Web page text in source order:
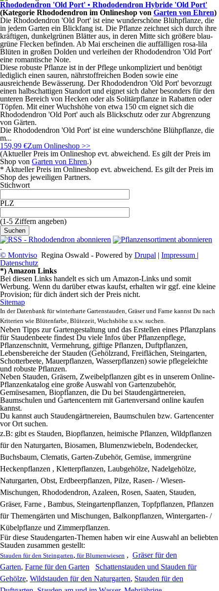
Rhododendron 'Old Port' • Rhododendron Hybride 'Old Port'
(Kategorie Rhododendron im Onlineshop von Garten von Ehren)
Die Rhododendron 'Old Port' ist eine wunderschöne Blühpflanze, die
in jedem Garten ein Blickfang ist. Die Pflanze zeichnet sich durch ihre
kräftigen, dunkelgrünen Blätter aus, in deren Mitte sich größere blau-
grüne Flecken befinden. Ab Mai erscheinen die auffälligen rosa-lila
Blüten in großen Dolden und verleihen der Rhododendron 'Old Port'
eine romantische Note.
Diese robuste Pflanze ist in der Pflege unkompliziert und benötigt
lediglich einen sauren, nährstoffreichen Boden sowie eine
ausreichende Bewässerung. Der Rhododendron 'Old Port' bevorzugt
einen halbschattigen Standort und eignet sich daher besonders für den
unteren Bereich von Hecken oder als Solitärpflanze in Rabatten oder
Töpfen. Mit einer Wuchshöhe von etwa 150 cm eignet sich die
Rhododendron 'Old Port' auch als Blickschutz oder zur Abgrenzung
von Gärten.
Die Rhododendron 'Old Port' ist eine wunderschöne Blühpflanze, die
m...
159,99 €Zum Onlineshop >>
(Aktueller Preis im Onlineshop evt. abweichend. Es gilt der Preis im
Shop von Garten von Ehren.)
* Aktueller Preis im Onlineshop evt. abweichend. Es gilt der Preis im
Shop des jeweiligen Partners.
Stichwort
PLZ
(1-5 Ziffern angeben)
.
© Montviso Regina Oswald - Powered by Drupal | Impressum |
Datenschutz
*) Amazon Links
Bei diesen Links handelt es sich um Amazon-Links und somit
Werbung. Wenn du darüber etwas kaufst, erhalten wir ggf. eine kleine
Provision; für dich ändert sich der Preis nicht.
Sitemap
In der Datenbank für winterharte Gartenstauden, Gräser und Farne kannst Du nach
Kriterien wie Blütenfarbe, Blütezeit, Wuchshöhe u.s.w. suchen.
Neben Tipps zur Gartengestaltung und das Erstellen eines Pflanzplans
für Staudenbeete findest Du viele Infos über Pflanzenpflege,
Pflanzenschnitt, Vermehrung, giftige Pflanzen, Duftpflanzen,
Lebensbereiche der Stauden (Gehölzrand, Freiflächen, Steingarten,
Schotterbeete, Mauerpflanzen, Wasserpflanzen) sowie pflegeleichte
und robuste Pflanzen.
Neben Stauden, Gräsern, Zweibelpflanzen gibt es in unserem Online-
Pflanzenkatalog eine große Auswahl von Gartenzubehör,
Gemüsesamen, Biopflanzen, die Du bei Staudengärtnereien,
Baumschulen und Gartencentern mit Gartenversand online kaufen
kannst.
Du kannst auch Staudengärtnereien, Baumschulen bzw. Gartencenter
vor Ort suchen.
z.B: gibt es Stauden, Biopflanzen, heimische Pflanzen, Wildpflanzen
für den Naturgarten, Biosamen, Blumenzwiebeln, Bodendecker,
Buchsbaum, Clematis, Garten-Zubehör, Gemüse, immergrüne
Heckenpflanzen , Kletterpflanzen, Laubgehölze, Nadelgehölze,
Naturgarten, Obst, Erdbeerpflanzen, Pilze, Rasen- / Wiesen-
Mischungen, Rhododendron, Azaleen, Rosen, Saaten, Stauden,
Gräser, Farne , Bambus, Steingartenpflanzen, Topfpflanzen, Pflanzen
für Themengärten und Mischungen, Balkonpflanzen, Wintergarten- /
Kübelpflanze und Zimmerpflanzen.
Für diese Staudengarten-Themen haben wir eine Auswahl an beliebten
Stauden zusammen gestellt:
Stauden für den Steingarten, für Blumenwiesen , Gräser für den
Garten, Farne für den Garten
Schattenstauden und Stauden für
Gehölze, Wildstauden für den Naturgarten, Stauden für den